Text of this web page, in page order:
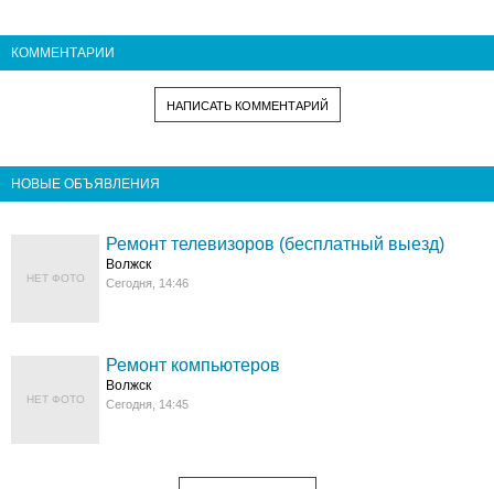
КОММЕНТАРИИ
НАПИСАТЬ КОММЕНТАРИЙ
НОВЫЕ ОБЪЯВЛЕНИЯ
НЕТ ФОТО
Ремонт телевизоров (бесплатный выезд)
Волжск
Сегодня, 14:46
НЕТ ФОТО
Ремонт компьютеров
Волжск
Сегодня, 14:45